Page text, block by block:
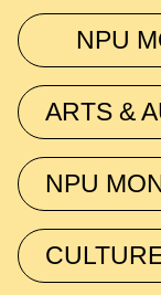
NPU
ARTS &
NPU